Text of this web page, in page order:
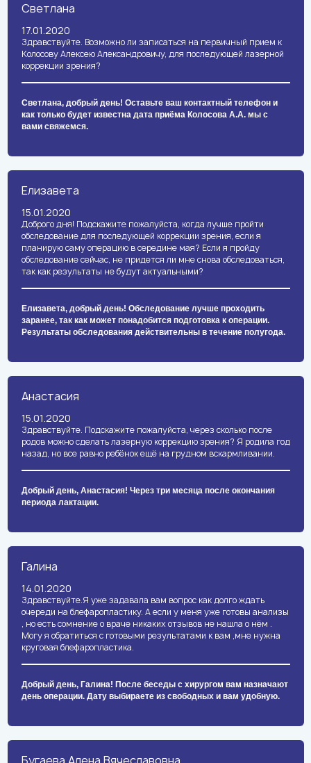
Светлана
17.01.2020
Здравствуйте. Возможно ли записаться на первичный прием к
Колосову Алексею Александровичу, для последующей лазерной
коррекции зрения?
Светлана, добрый день! Оставьте ваш контактный телефон и
как только будет известна дата приёма Колосова А.А. мы с
вами свяжемся.
Елизавета
15.01.2020
Доброго дня! Подскажите пожалуйста, когда лучше пройти
обследование для последующей коррекции зрения, если я
планирую саму операцию в середине мая? Если я пройду
обследование сейчас, не придется ли мне снова обследоваться,
так как результаты не будут актуальными?
Елизавета, добрый день! Обследование лучше проходить
заранее, так как может понадобится подготовка к операции.
Результаты обследования действительны в течение полугода.
Анастасия
15.01.2020
Здравствуйте. Подскажите пожалуйста, через сколько после
родов можно сделать лазерную коррекцию зрения? Я родила год
назад, но все равно ребёнок ещё на грудном вскармливании.
Добрый день, Анастасия! Через три месяца после окончания
периода лактации.
Галина
14.01.2020
Здравствуйте.Я уже задавала вам вопрос как долго ждать
очереди на блефаропластику. А если у меня уже готовы анализы
, но есть сомнение о враче никаких отзывов не нашла о нём .
Могу я обратиться с готовыми результатами к вам ,мне нужна
круговая блефаропластика.
Добрый день, Галина! После беседы с хирургом вам назначают
день операции. Дату выбираете из свободных и вам удобную.